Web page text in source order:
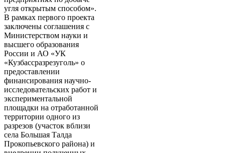
угля открытым способом».
В рамках первого проекта
заключены соглашения с
Министерством науки и
высшего образования
России и АО «УК
«Кузбассразрезуголь» о
предоставлении
финансирования научно-
исследовательских работ и
экспериментальной
площадки на отработанной
территории одного из
разрезов (участок вблизи
села Большая Талда
Прокопьевского района) и